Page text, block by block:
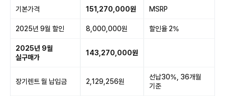
기본가격 151,270,000원 MSRP
2025년 9월 할인 8,000,000원 할인율 2%
2025년 9월
실구매가
143,270,000원
장기렌트 월 납입금 2,129,256원
선납30%, 36개월
기준